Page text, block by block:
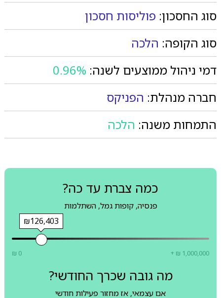
סוג החסכון: פוליסות חסכון
סוג הקופה: הלכה
דמי ניהול ממוצעים לשנה: 0.96%
חברה מנהלת: הפניקס
התמחות משנה: הלכה
כמה צברת עד כה?
פנסיה, קופות גמל, השתלמות
₪126,403
₪ 0 + ₪ 1,000,000
מה גובה שכרך החודשי?
אם עצמאי, אז מחזור פעילות חודשי